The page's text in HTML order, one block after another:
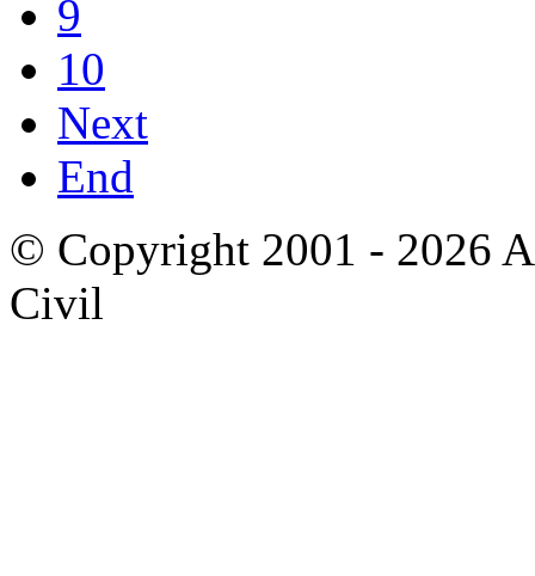
9
10
Next
End
© Copyright 2001 - 2026
Civil